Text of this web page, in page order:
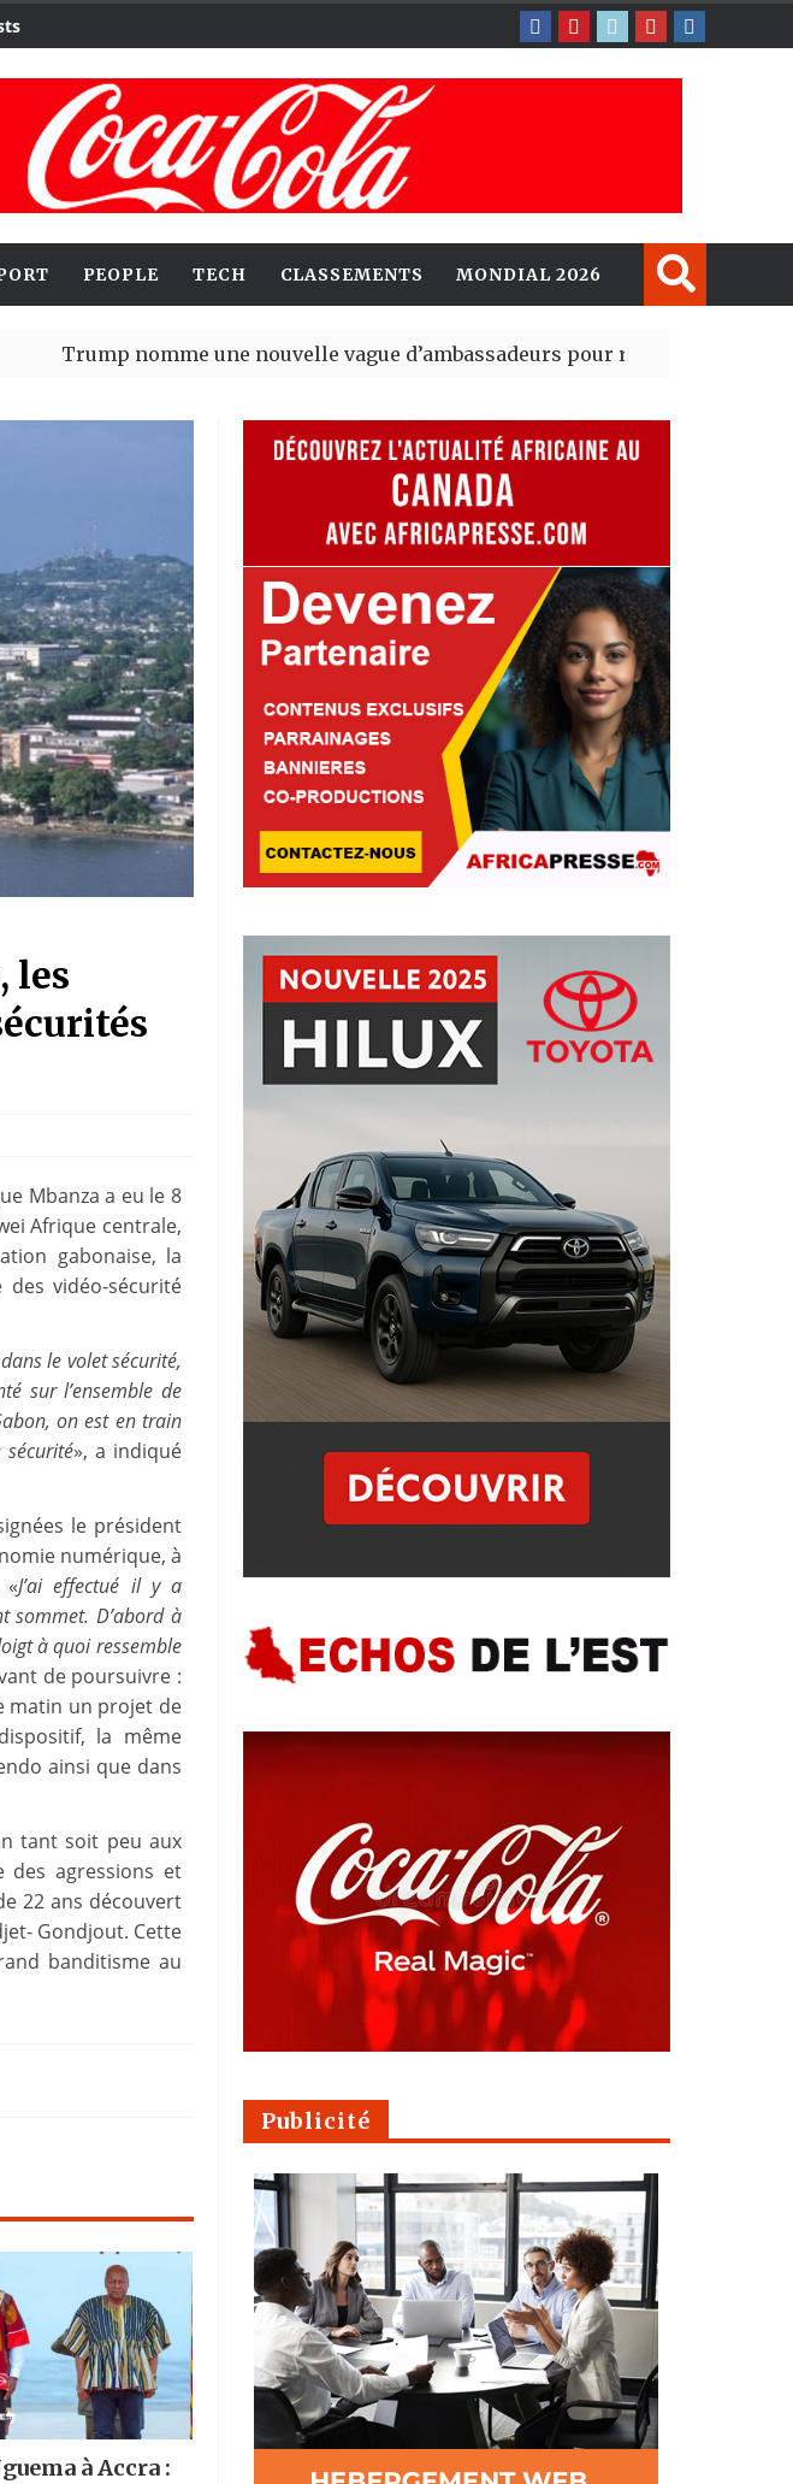
PEOPLE TECH CLASSEMENTS MONDIAL 2026
nomme une nouvelle vague d’ambassadeurs pour renforcer la présence
les
Mbanza a eu le 8
Afrique centrale,
gabonaise, la
vidéo-sécurité
le volet sécurité,
sur l’ensemble de
on est en train
», a indiqué
le président
numérique, à
«J’ai effectué il y a
sommet. D’abord à
à quoi ressemble
de poursuivre :
matin un projet de
la même
ainsi que dans
tant soit peu aux
des agressions et
22 ans découvert
Gondjout. Cette
banditisme au
à Accra :
Publicité